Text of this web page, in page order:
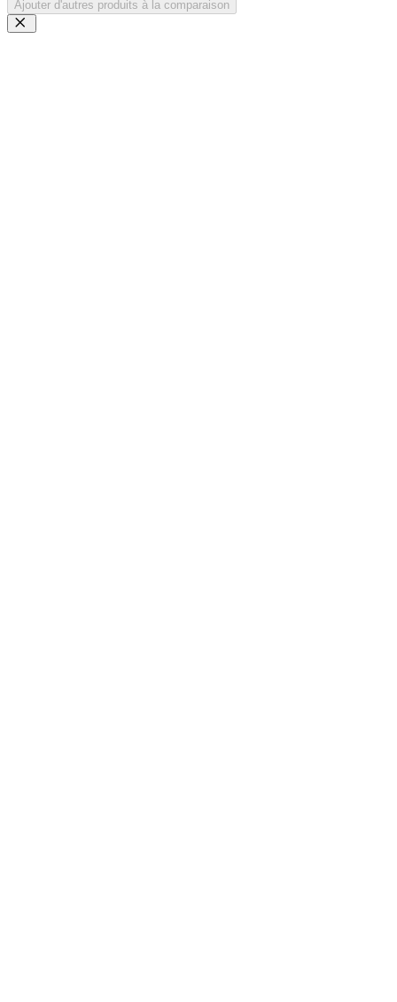
Ajouter d'autres produits à la comparaison